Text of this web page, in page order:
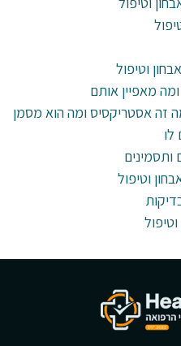
וטיפול
מאפיין אותם
זה אסטריקסיס ומה הוא מסמן
לו
ותסמינים
וטיפול